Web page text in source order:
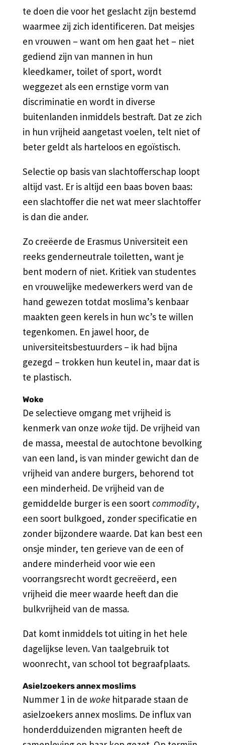
te doen die voor het geslacht zijn bestemd
waarmee zij zich identificeren. Dat meisjes
en vrouwen – want om hen gaat het – niet
gediend zijn van mannen in hun
kleedkamer, toilet of sport, wordt
weggezet als een ernstige vorm van
discriminatie en wordt in diverse
buitenlanden inmiddels bestraft. Dat ze zich
in hun vrijheid aangetast voelen, telt niet of
beter geldt als harteloos en egoïstisch.
Selectie op basis van slachtofferschap loopt
altijd vast. Er is altijd een baas boven baas:
een slachtoffer die net wat meer slachtoffer
is dan die ander.
Zo creëerde de Erasmus Universiteit een
reeks genderneutrale toiletten, want je
bent modern of niet. Kritiek van studentes
en vrouwelijke medewerkers werd van de
hand gewezen totdat moslima’s kenbaar
maakten geen kerels in hun wc’s te willen
tegenkomen. En jawel hoor, de
universiteitsbestuurders – ik had bijna
gezegd – trokken hun keutel in, maar dat is
te plastisch.
Woke
De selectieve omgang met vrijheid is
kenmerk van onze woketijd. De vrijheid van
de massa, meestal de autochtone bevolking
van een land, is van minder gewicht dan de
vrijheid van andere burgers, behorend tot
een minderheid. De vrijheid van de
gemiddelde burger is een soort commodity,
een soort bulkgoed, zonder specificatie en
zonder bijzondere waarde. Dat kan best een
onsje minder, ten gerieve van de een of
andere minderheid voor wie een
voorrangsrecht wordt gecreëerd, een
vrijheid die meer waarde heeft dan die
bulkvrijheid van de massa.
Dat komt inmiddels tot uiting in het hele
dagelijkse leven. Van taalgebruik tot
woonrecht, van school tot begraafplaats.
Asielzoekers annex moslims
Nummer 1 in de wokehitparade staan de
asielzoekers annex moslims. De influx van
honderdduizenden migranten heeft de